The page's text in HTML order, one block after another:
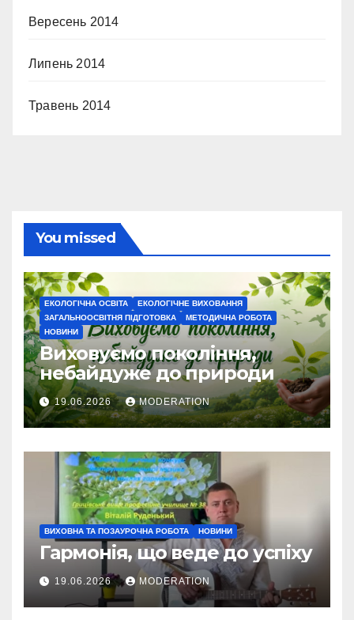
Вересень 2014
Липень 2014
Травень 2014
You missed
ЕКОЛОГІЧНА ОСВІТА
ЕКОЛОГІЧНЕ ВИХОВАННЯ
ЗАГАЛЬНООСВІТНЯ ПІДГОТОВКА
МЕТОДИЧНА РОБОТА
НОВИНИ
Виховуємо покоління,
небайдуже до природи
19.06.2026 MODERATION
ВИХОВНА ТА ПОЗАУРОЧНА РОБОТА НОВИНИ
Гармонія, що веде до успіху
19.06.2026 MODERATION